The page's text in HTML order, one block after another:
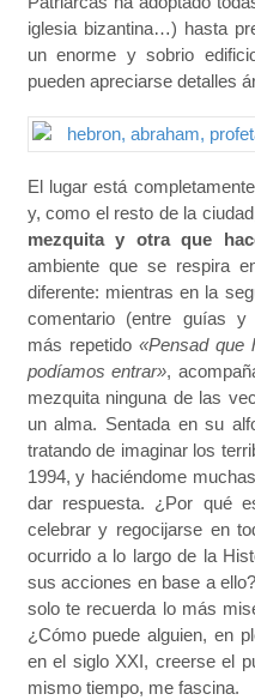
iglesia bizantina…) hasta
un enorme y sobrio
pueden apreciarse detalles
El lugar está
y, como el resto de la
mezquita y otra que
ambiente que se respira
diferente: mientras en la
comentario (entre guías y
más repetido«Pensad que
podíamos entrar»,
mezquita ninguna de las
un alma. Sentada en su
tratando de imaginar los
1994, y haciéndome
dar respuesta. ¿Por qué
celebrar y regocijarse en
ocurrido a lo largo de la
sus acciones en base a
solo te recuerda lo más
¿Cómo puede alguien, en
en el siglo XXI, creerse el
mismo tiempo, me fascina.